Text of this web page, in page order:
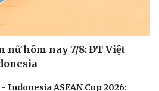
nữ hôm nay 7/8: ĐT Việt
Indonesia ASEAN Cup 2026: